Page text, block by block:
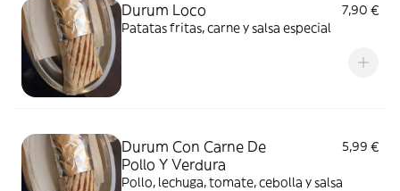
Durum Loco
7,90 €
Patatas fritas, carne y salsa especial
Durum Con Carne De
Pollo Y Verdura
5,99 €
Pollo, lechuga, tomate, cebolla y salsa